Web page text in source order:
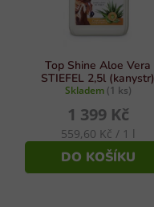
ů
Top Shine Aloe Vera
STIEFEL 2,5l (kanystr)
Skladem (1 ks)
1 399 Kč
Měrná
559,60 Kč / 1 l
DO KOŠÍKU